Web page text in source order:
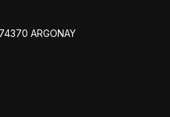
ARGONAY